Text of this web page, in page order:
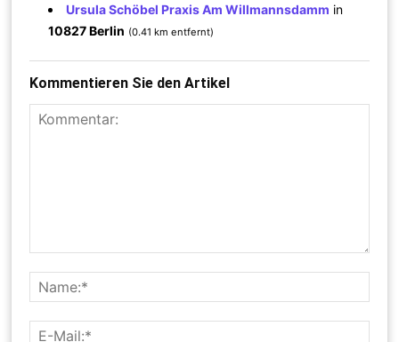
Ursula Schöbel Praxis Am Willmannsdamm in
10827 Berlin (0.41 km entfernt)
Kommentieren Sie den Artikel